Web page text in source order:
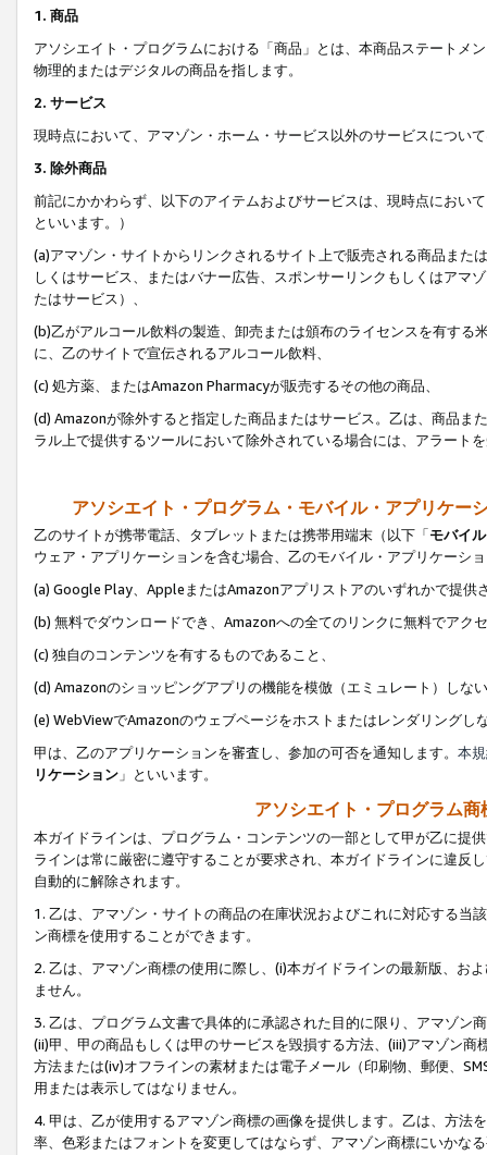
1. 商品
アソシエイト・プログラムにおける「商品」とは、本商品ステートメ
物理的またはデジタルの商品を指します。
2. サービス
現時点において、アマゾン・ホーム・サービス以外のサービスについ
3. 除外商品
前記にかかわらず、以下のアイテムおよびサービスは、現時点におい
といいます。）
(a)アマゾン・サイトからリンクされるサイト上で販売される商品ま
しくはサービス、またはバナー広告、スポンサーリンクもしくはアマ
たはサービス）、
(b)乙がアルコール飲料の製造、卸売または頒布のライセンスを有す
に、乙のサイトで宣伝されるアルコール飲料、
(c) 処方薬、またはAmazon Pharmacyが販売するその他の商品、
(d) Amazonが除外すると指定した商品またはサービス。乙は、商品ま
ラル上で提供するツールにおいて除外されている場合には、アラート
アソシエイト・プログラム・モバイル・アプリケー
乙のサイトが携帯電話、タブレットまたは携帯用端末（以下「モバイ
ウェア・アプリケーションを含む場合、乙のモバイル・アプリケーシ
(a) Google Play、AppleまたはAmazonアプリストアのいずれかで提供
(b) 無料でダウンロードでき、Amazonへの全てのリンクに無料でアク
(c) 独自のコンテンツを有するものであること、
(d) Amazonのショッピングアプリの機能を模倣（エミュレート）しな
(e) WebViewでAmazonのウェブページをホストまたはレンダリングし
甲は、乙のアプリケーションを審査し、参加の可否を通知します。 本
リケーション 」といいます。
アソシエイト・プログラム
本ガイドラインは、プログラム・コンテンツの一部として甲が乙に提
ラインは常に厳密に遵守することが要求され、本ガイドラインに違反
自動的に解除されます。
1. 乙は、アマゾン・サイトの商品の在庫状況およびこれに対応する
ン商標を使用することができます。
2. 乙は、アマゾン商標の使用に際し、(i)本ガイドラインの最新版、お
ません。
3. 乙は、プログラム文書で具体的に承認された目的に限り、アマゾン
(ii)甲、甲の商品もしくは甲のサービスを毀損する方法、(iii)アマゾン
方法または(iv)オフラインの素材または電子メール（印刷物、郵便、
用または表示してはなりません。
4. 甲は、乙が使用するアマゾン商標の画像を提供します。乙は、方
率、色彩またはフォントを変更してはならず、アマゾン商標にいかな